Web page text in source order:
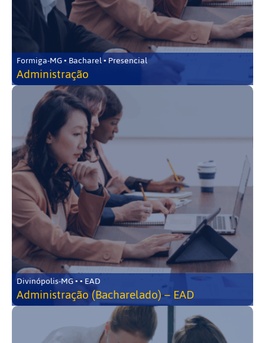
Formiga-MG • Bacharel • Presencial
Administração
Divinópolis-MG • • EAD
Administração (Bacharelado) – EAD